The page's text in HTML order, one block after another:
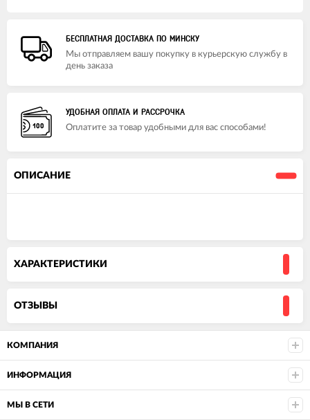
БЕСПЛАТНАЯ ДОСТАВКА ПО МИНСКУ
Мы отправляем вашу покупку в курьерскую службу в
день заказа
УДОБНАЯ ОПЛАТА И РАССРОЧКА
Оплатите за товар удобными для вас способами!
ОПИСАНИЕ
ХАРАКТЕРИСТИКИ
ОТЗЫВЫ
КОМПАНИЯ
ИНФОРМАЦИЯ
МЫ В СЕТИ